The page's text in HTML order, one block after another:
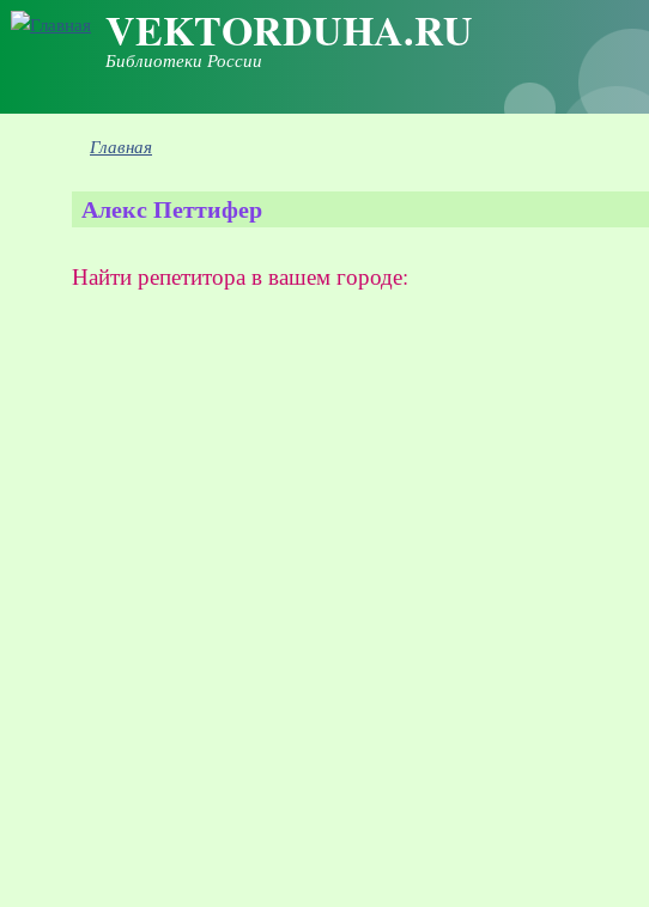
Перейти к основному содержанию
VEKTORDUHA.RU
Библиотеки России
Вы здесь
Главная
Алекс Петтифер
Найти репетитора в вашем городе: